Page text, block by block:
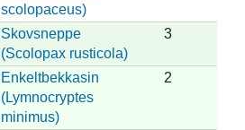
scolopaceus)
Skovsneppe
(Scolopax rusticola)
3
Enkeltbekkasin
(Lymnocryptes
minimus)
2